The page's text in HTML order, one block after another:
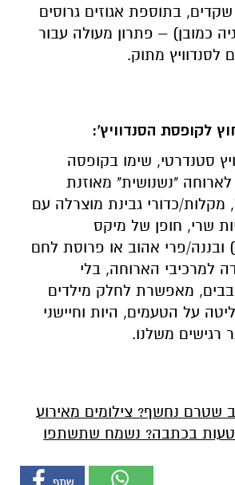
בתוספת אגוזים גרוסים
כמובן) – פתרון מעולה עבור
לסנדוויץ מתוק.
לקופסת הסנדוויץ':
סטנדרטי, שימו בקופסה
"נשנושית" מאוזנת
כדורי גבינת מוצרלה עם
שרי, חופן של מיקס
ובננה/פרי אהוב או פרוסת לחם
למרכיבי הארוחה, בלי
מאפשרת לחלק מילדים
על הטעמים, היות וחיישני
רגישים משלנו.
שטרם נחשף? צילומים מאירוע
בכתבה? נשמח שתשתפו